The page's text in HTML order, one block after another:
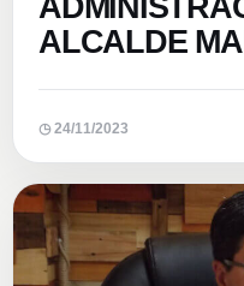
ALCALDE
◷ 24/11/2023